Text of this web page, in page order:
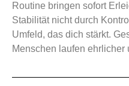
Routine bringen sofort
Stabilität nicht durch
Umfeld, das dich stärkt.
Menschen laufen ehrlicher